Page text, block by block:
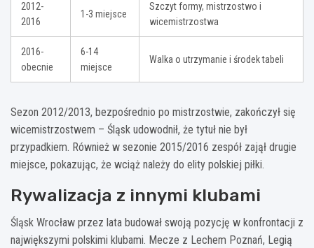
2012-
2016
1-3 miejsce
Szczyt formy, mistrzostwo i
wicemistrzostwa
2016-
obecnie
6-14
miejsce
Walka o utrzymanie i środek tabeli
Sezon 2012/2013, bezpośrednio po mistrzostwie, zakończył się
wicemistrzostwem – Śląsk udowodnił, że tytuł nie był
przypadkiem. Również w sezonie 2015/2016 zespół zajął drugie
miejsce, pokazując, że wciąż należy do elity polskiej piłki.
Rywalizacja z innymi klubami
Śląsk Wrocław przez lata budował swoją pozycję w konfrontacji z
największymi polskimi klubami. Mecze z Lechem Poznań, Legią